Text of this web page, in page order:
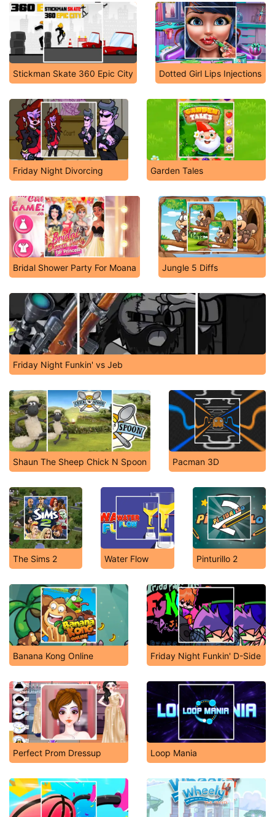
Stickman Skate 360 Epic City Dotted Girl Lips Injections
Friday Night Divorcing Garden Tales
Bridal Shower Party For Moana Jungle 5 Diffs
Friday Night Funkin' vs Jeb
Shaun The Sheep Chick N Spoon Pacman 3D
The Sims 2 Water Flow Pinturillo 2
Banana Kong Online Friday Night Funkin' D-Side
Perfect Prom Dressup Loop Mania